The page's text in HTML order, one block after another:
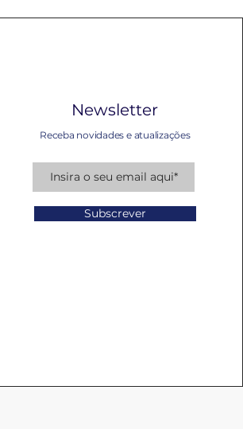
Newsletter
Receba novidades e atualizações
Subscrever